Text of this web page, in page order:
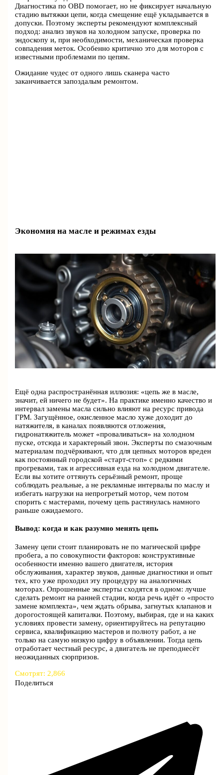
Диагностика по OBD помогает, но не фиксирует начальную
стадию вытяжки цепи, когда смещение ещё укладывается в
допуски. Поэтому эксперты рекомендуют комплексный
подход: анализ звуков на холодном запуске, проверка по
эндоскопу и, при необходимости, механическая проверка
совпадения меток. Особенно критично это для моторов с
известными проблемами по цепям.
Ожидание чудес от одного лишь сканера часто
заканчивается запоздалым ремонтом.
Экономия на масле и режимах езды
Ещё одна распространённая иллюзия: «цепь же в масле,
значит, ей ничего не будет». На практике именно качество и
интервал замены масла сильно влияют на ресурс привода
ГРМ. Загущённое, окисленное масло хуже доходит до
натяжителя, в каналах появляются отложения,
гидронатяжитель может «проваливаться» на холодном
пуске, отсюда и характерный звон. Эксперты по смазочным
материалам подчёркивают, что для цепных моторов вреден
как постоянный городской «старт‑стоп» с редкими
прогревами, так и агрессивная езда на холодном двигателе.
Если вы хотите оттянуть серьёзный ремонт, проще
соблюдать реальные, а не рекламные интервалы по маслу и
избегать нагрузки на непрогретый мотор, чем потом
спорить с мастерами, почему цепь растянулась намного
раньше ожидаемого.
Вывод: когда и как разумно менять цепь
Замену цепи стоит планировать не по магической цифре
пробега, а по совокупности факторов: конструктивные
особенности именно вашего двигателя, история
обслуживания, характер звуков, данные диагностики и опыт
тех, кто уже проходил эту процедуру на аналогичных
моторах. Опрошенные эксперты сходятся в одном: лучше
сделать ремонт на ранней стадии, когда речь идёт о «просто
замене комплекта», чем ждать обрыва, загнутых клапанов и
дорогостоящей капиталки. Поэтому, выбирая, где и на каких
условиях провести замену, ориентируйтесь на репутацию
сервиса, квалификацию мастеров и полноту работ, а не
только на самую низкую цифру в объявлении. Тогда цепь
отработает честный ресурс, а двигатель не преподнесёт
неожиданных сюрпризов.
Смотрят: 2,866
Поделиться